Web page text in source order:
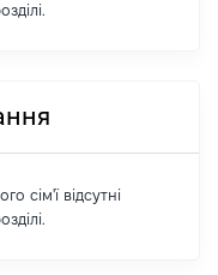
сім'ї відсутні